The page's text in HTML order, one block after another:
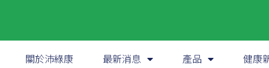
關於沛綠康 最新消息 產品 健康